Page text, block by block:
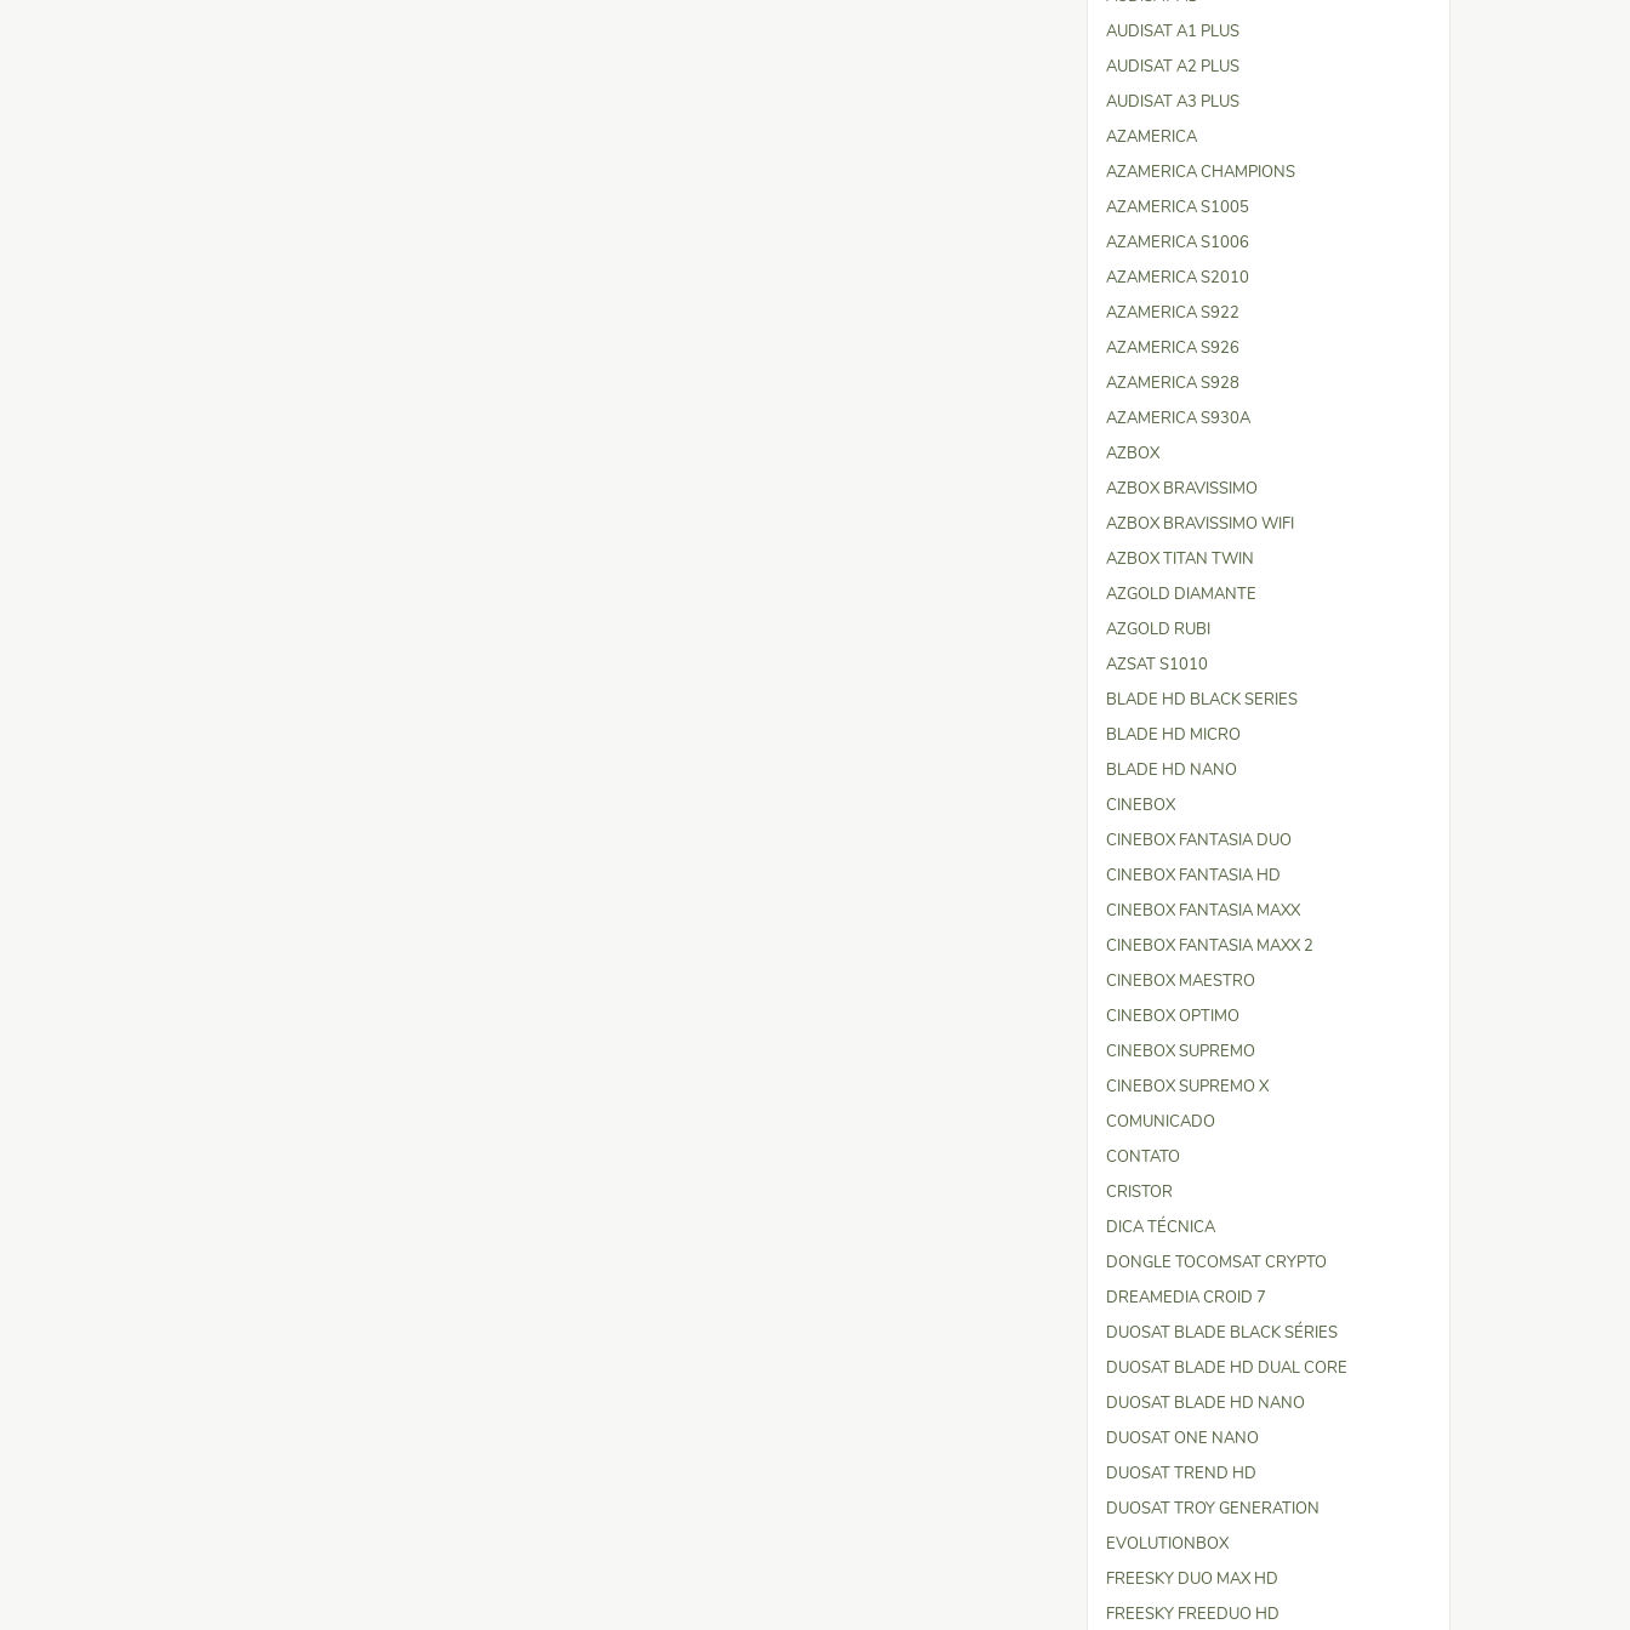
AUDISAT A1 PLUS
AUDISAT A2 PLUS
AUDISAT A3 PLUS
AZAMERICA
AZAMERICA CHAMPIONS
AZAMERICA S1005
AZAMERICA S1006
AZAMERICA S2010
AZAMERICA S922
AZAMERICA S926
AZAMERICA S928
AZAMERICA S930A
AZBOX
AZBOX BRAVISSIMO
AZBOX BRAVISSIMO WIFI
AZBOX TITAN TWIN
AZGOLD DIAMANTE
AZGOLD RUBI
AZSAT S1010
BLADE HD BLACK SERIES
BLADE HD MICRO
BLADE HD NANO
CINEBOX
CINEBOX FANTASIA DUO
CINEBOX FANTASIA HD
CINEBOX FANTASIA MAXX
CINEBOX FANTASIA MAXX 2
CINEBOX MAESTRO
CINEBOX OPTIMO
CINEBOX SUPREMO
CINEBOX SUPREMO X
COMUNICADO
CONTATO
CRISTOR
DICA TÉCNICA
DONGLE TOCOMSAT CRYPTO
DREAMEDIA CROID 7
DUOSAT BLADE BLACK SÉRIES
DUOSAT BLADE HD DUAL CORE
DUOSAT BLADE HD NANO
DUOSAT ONE NANO
DUOSAT TREND HD
DUOSAT TROY GENERATION
EVOLUTIONBOX
FREESKY DUO MAX HD
FREESKY FREEDUO HD